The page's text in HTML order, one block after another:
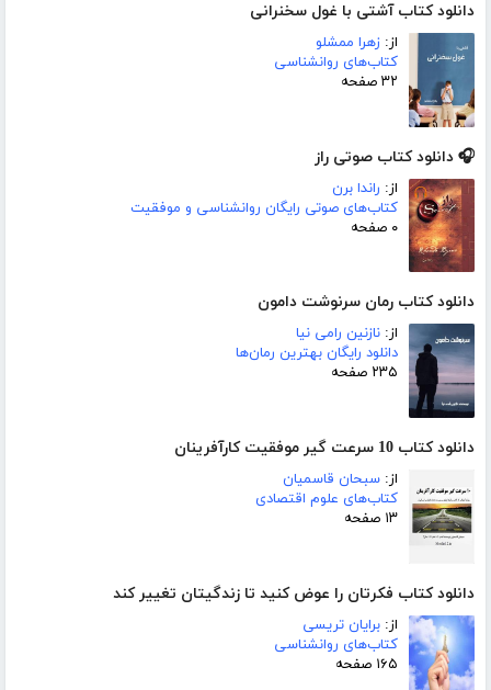
دانلود کتاب آشتی با غول سخنرانی
از: زهرا ممشلو
کتاب‌های روانشناسی
۳۲ صفحه
🎧 دانلود کتاب صوتی راز
از: راندا برن
کتاب‌های صوتی رایگان روانشناسی و موفقیت
۰ صفحه
دانلود کتاب رمان سرنوشت دامون
از: نازنین رامی نیا
دانلود رایگان بهترین رمان‌ها
۲۳۵ صفحه
دانلود کتاب 10 سرعت گیر موفقیت کارآفرینان
از: سبحان قاسمیان
کتاب‌های علوم اقتصادی
۱۳ صفحه
دانلود کتاب فکرتان را عوض کنید تا زندگیتان تغییر کند
از: برایان تریسی
کتاب‌های روانشناسی
۱۶۵ صفحه